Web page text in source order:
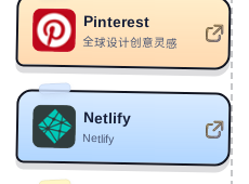
今人落淚
UM/snxsn显示屏
Alan Walker/Alessia Labate
zh/：VoxCPM是面壁智
，支持30国语言和8大方
AI语音合成，可应用于有
费文本转图像：
：免费在线文
本生成图像工具，无需注册，支持多种AI模型和自定义
Pinterest
全球设计创意灵感
Netlify
Netlify